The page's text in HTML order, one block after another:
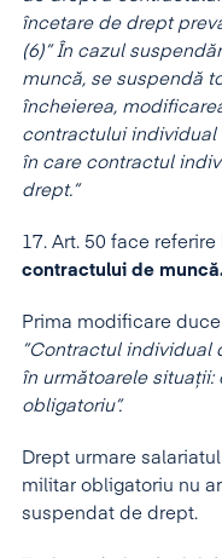
încetare de drept
(6)” În cazul
muncă, se suspendă
încheierea,
contractului individual
în care contractul
drept.”
17. Art. 50 face referire
contractului de
Prima modificare
”Contractul individual
în următoarele
obligatoriu”.
Drept urmare
militar obligatoriu nu
suspendat de drept.